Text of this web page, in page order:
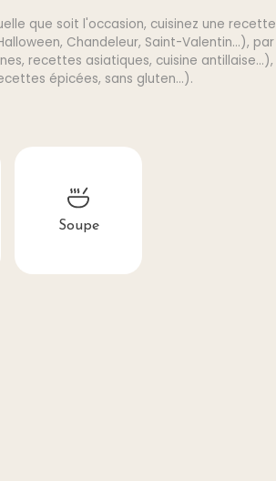
que soit l'occasion, cuisinez une recette
Chandeleur, Saint-Valentin...), par
recettes asiatiques, cuisine antillaise...),
épicées, sans gluten...).
Soupe